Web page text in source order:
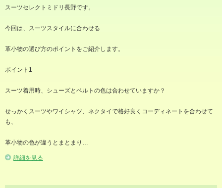
スーツセレクトミドリ長野です。
今回は、スーツスタイルに合わせる
革小物の選び方のポイントをご紹介します。
ポイント1
スーツ着用時、シューズとベルトの色は合わせていますか？
せっかくスーツやワイシャツ、ネクタイで格好良くコーディネートを合わせて
も、
革小物の色が違うとまとまり…
詳細を見る